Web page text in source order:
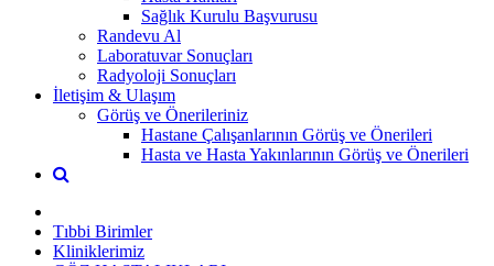
Sağlık Kurulu Başvurusu
Randevu Al
Laboratuvar Sonuçları
Radyoloji Sonuçları
İletişim & Ulaşım
Görüş ve Önerileriniz
Hastane Çalışanlarının Görüş ve Önerileri
Hasta ve Hasta Yakınlarının Görüş ve Önerileri
Tıbbi Birimler
Kliniklerimiz